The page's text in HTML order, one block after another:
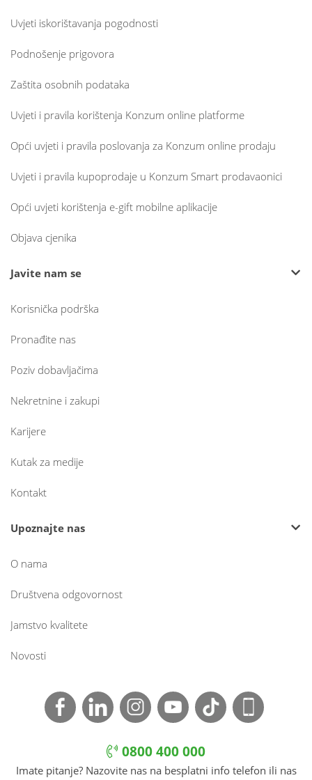
Uvjeti iskorištavanja pogodnosti
Podnošenje prigovora
Zaštita osobnih podataka
Uvjeti i pravila korištenja Konzum online platforme
Opći uvjeti i pravila poslovanja za Konzum online prodaju
Uvjeti i pravila kupoprodaje u Konzum Smart prodavaonici
Opći uvjeti korištenja e-gift mobilne aplikacije
Objava cjenika
Javite nam se
Korisnička podrška
Pronađite nas
Poziv dobavljačima
Nekretnine i zakupi
Karijere
Kutak za medije
Kontakt
Upoznajte nas
O nama
Društvena odgovornost
Jamstvo kvalitete
Novosti
0800 400 000
Imate pitanje? Nazovite nas na besplatni info telefon ili nas